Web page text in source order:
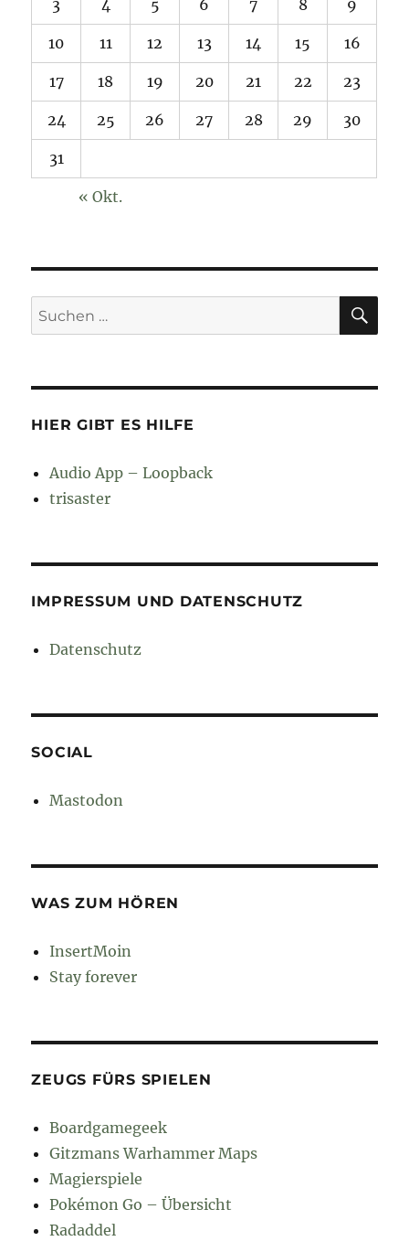
3 4 5 6 7 8 9
10 11 12 13 14 15 16
17 18 19 20 21 22 23
24 25 26 27 28 29 30
31
« Okt.
Suchen
nach:
HIER GIBT ES HILFE
Audio App – Loopback
trisaster
IMPRESSUM UND DATENSCHUTZ
Datenschutz
SOCIAL
Mastodon
WAS ZUM HÖREN
InsertMoin
Stay forever
ZEUGS FÜRS SPIELEN
Boardgamegeek
Gitzmans Warhammer Maps
Magierspiele
Pokémon Go – Übersicht
Radaddel